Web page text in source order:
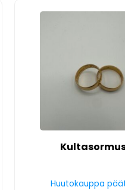
Huutokauppa